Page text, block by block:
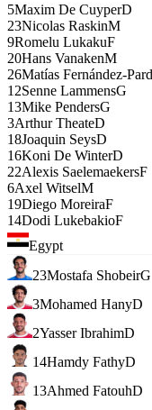
5Maxim De CuyperD
23Nicolas RaskinM
9Romelu LukakuF
20Hans VanakenM
26Matías Fernández-
12Senne LammensG
13Mike PendersG
3Arthur TheateD
18Joaquin SeysD
16Koni De WinterD
22Alexis SaelemaekersF
6Axel WitselM
19Diego MoreiraF
14Dodi LukebakioF
Egypt
23Mostafa ShobeirG
3Mohamed HanyD
2Yasser IbrahimD
14Hamdy FathyD
13Ahmed FatouhD